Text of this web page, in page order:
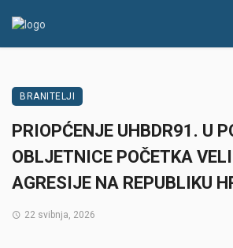
BRANITELJI
PRIOPĆENJE UHBDR91. U
OBLJETNICE POČETKA
AGRESIJE NA REPUBLIKU
22 svibnja, 2026